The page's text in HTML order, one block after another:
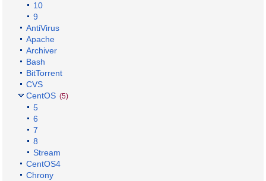
10
9
AntiVirus
Apache
Archiver
Bash
BitTorrent
CVS
CentOS (5)
5
6
7
8
Stream
CentOS4
Chrony